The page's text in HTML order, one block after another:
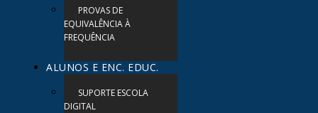
PROVAS DE
EQUIVALÊNCIA À
FREQUÊNCIA
ALUNOS E ENC. EDUC.
SUPORTE ESCOLA
DIGITAL